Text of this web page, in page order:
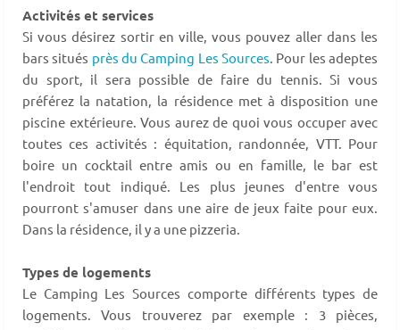
Activités et services
Si vous désirez sortir en ville, vous pouvez aller dans les
bars situés près du Camping Les Sources. Pour les adeptes
du sport, il sera possible de faire du tennis. Si vous
préférez la natation, la résidence met à disposition une
piscine extérieure. Vous aurez de quoi vous occuper avec
toutes ces activités : équitation, randonnée, VTT. Pour
boire un cocktail entre amis ou en famille, le bar est
l'endroit tout indiqué. Les plus jeunes d'entre vous
pourront s'amuser dans une aire de jeux faite pour eux.
Dans la résidence, il y a une pizzeria.
Types de logements
Le Camping Les Sources comporte différents types de
logements. Vous trouverez par exemple : 3 pièces,